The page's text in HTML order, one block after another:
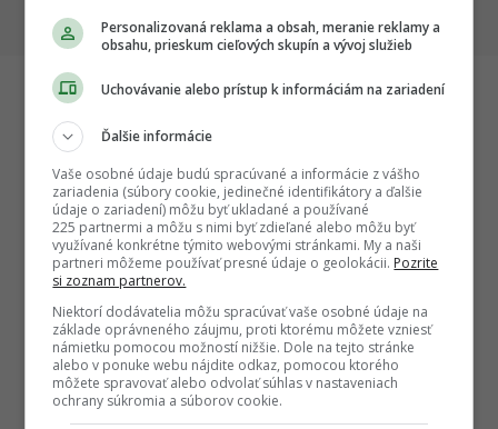
Z odpadu vytvorili architektonický skvost.
Kúsok od Slovenska stojí unikátna vyhliadka,
akú Európa ešte nevidela
Personalizovaná reklama a obsah, meranie reklamy a
obsahu, prieskum cieľových skupín a vývoj služieb
Uchovávanie alebo prístup k informáciám na zariadení
Ďalšie informácie
Vaše osobné údaje budú spracúvané a informácie z vášho
zariadenia (súbory cookie, jedinečné identifikátory a ďalšie
údaje o zariadení) môžu byť ukladané a používané
225 partnermi a môžu s nimi byť zdieľané alebo môžu byť
využívané konkrétne týmito webovými stránkami. My a naši
partneri môžeme používať presné údaje o geolokácii. Pozrite
si zoznam partnerov.
Niektorí dodávatelia môžu spracúvať vaše osobné údaje na
základe oprávneného záujmu, proti ktorému môžete vzniesť
námietku pomocou možností nižšie. Dole na tejto stránke
alebo v ponuke webu nájdite odkaz, pomocou ktorého
môžete spravovať alebo odvolať súhlas v nastaveniach
ochrany súkromia a súborov cookie.